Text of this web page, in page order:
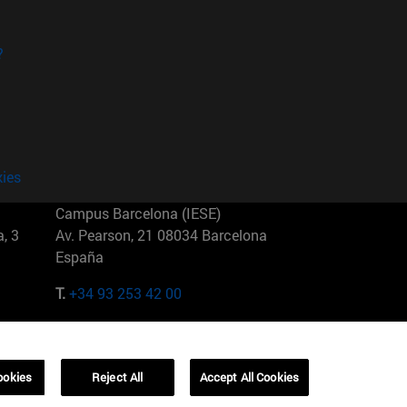
3
Campus Barcelona (IESE)
Av. Pearson, 21 08034 Barcelona
España
T.+34 93 253 42 00
01321001 Bela Vista Brasil
Reject All Accept All Cookies